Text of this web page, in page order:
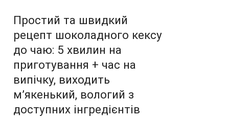
Простий та швидкий
рецепт шоколадного кексу
до чаю: 5 хвилин на
приготування + час на
випічку, виходить
м’якенький, вологий з
доступних інгредієнтів